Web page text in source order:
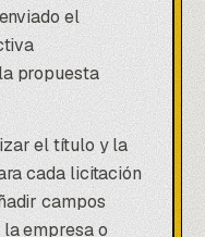
el
propuesta
el título y la
cada licitación
campos
empresa o